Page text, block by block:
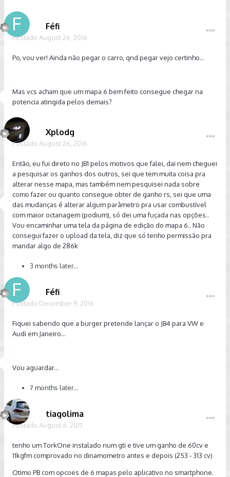
Féfi
Postado August 26, 2016
Po, vou ver! Ainda não pegar o carro, qnd pegar vejo certinho...
Mas vcs acham que um mapa 6 bem feito consegue chegar na
potencia atingida pelos demais?
Xplodg
Postado August 26, 2016
Então, eu fui direto no JB1 pelos motivos que falei, dai nem cheguei
a pesquisar os ganhos dos outros, sei que tem muita coisa pra
alterar nesse mapa, mas também nem pesquisei nada sobre
como fazer ou quanto consegue obter de ganho rs, sei que uma
das mudanças é alterar algum parâmetro pra usar combustível
com maior octanagem (podium), só dei uma fuçada nas opções..
Vou encaminhar uma tela da página de edição do mapa 6.. Não
consegui fazer o upload da tela, diz que só tenho permissão pra
mandar algo de 286k
3 months later...
Féfi
Postado December 9, 2016
Fiquei sabendo que a burger pretende lançar o JB4 para VW e
Audi em Janeiro...
Vou aguardar...
7 months later...
tiagolima
Postado August 6, 2017
tenho um TorkOne instalado num gti e tive um ganho de 60cv e
11kgfm comprovado no dinamometro antes e depois (253 - 313 cv)
Otimo PB com opcoes de 6 mapas pelo aplicativo no smartphone.